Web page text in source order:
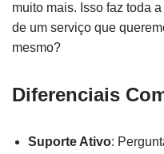
muito mais. Isso faz toda
de um serviço que
mesmo?
Diferenciais
Suporte Ativo: